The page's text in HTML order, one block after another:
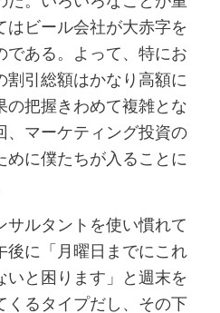
はビール会社が大赤字を
である。よって、特にお
引総額はかなり高額に
の把握きわめて複雑とな
、マーケティング投資の
に僕たちが入ることに
サルタントを使い慣れて
後に「月曜日までにこれ
いと困ります」と週末を
くるタイプだし、その下